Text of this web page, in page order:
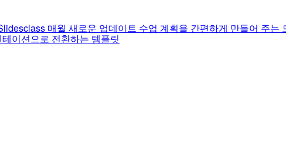
매월 새로운 업데이트 수업 계획을 간편하게 만들어 주는
이션으로 전환하는 템플릿